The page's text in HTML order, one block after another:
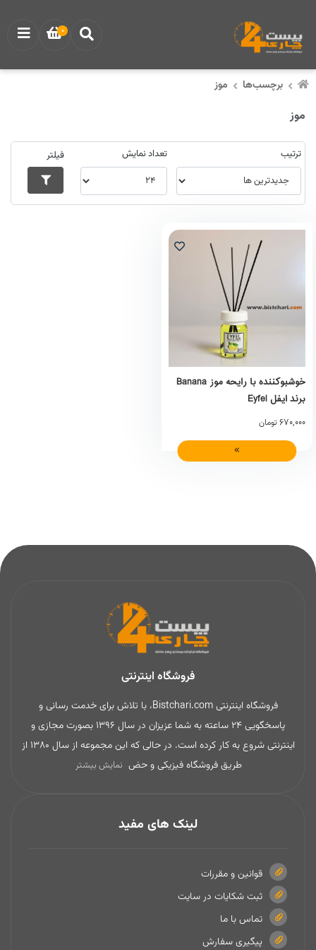
برچسب‌ها موز
موز
ترتیب تعداد نمایش فیلتر
خوشبوکننده با رایحه موز Banana
برند ایفل Eyfel
670,000 تومان
فروشگاه اینترنتی
فروشگاه اینترنتی Bistchari.com، با تلاش برای خدمت رسانی و
پاسخگویی 24 ساعته به شما عزیزان در سال 1396 بصورت مجازی و
اینترنتی شروع به کار کرده است. در حالی که این مجموعه از سال 1380 از
طریق فروشگاه فیزیکی و حض نمایش بیشتر
لینک های مفید
قوانین و مقررات
ثبت شکایات در سایت
تماس با ما
پیگیری سفارش
0